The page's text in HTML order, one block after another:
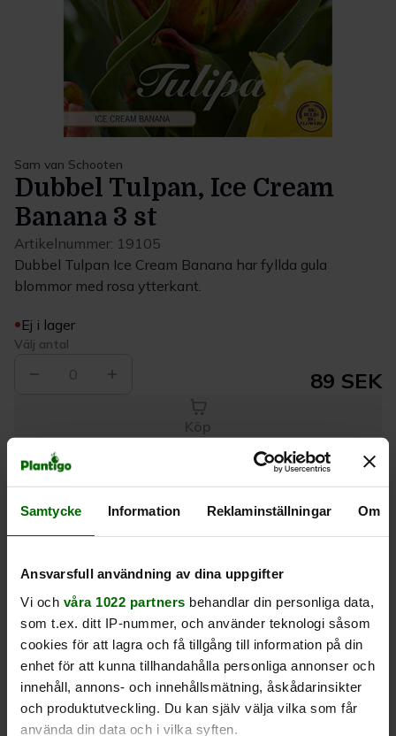
Samtycke Information Reklaminställningar Om
Ansvarsfull användning av dina uppgifter
Vi och våra 1022 partners behandlar din personliga data,
som t.ex. ditt IP-nummer, och använder teknologi såsom
cookies för att lagra och få tillgång till information på din
enhet för att kunna tillhandahålla personliga annonser och
innehåll, annons- och innehållsmätning, åskådarinsikter
och produktutveckling. Du kan själv välja vilka som får
använda din data och i vilka syften.
Sam van Schooten
Dubbel Tulpan, Ice Cream
Banana 3 st
Artikelnummer: 19105
Dubbel Tulpan Ice Cream Banana har fyllda gula
blommor med rosa ytterkant.
Ej i lager
Välj antal
0 89 SEK
Köp
Leverans 1-
Kvalitet till
Eget lager allt i
Beskrivning
Produktrecensioner